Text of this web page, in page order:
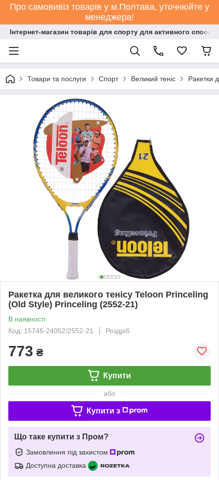
Про самовивіз товарів у м.Полтава, уточнюйте у
менеджера!
Інтернет-магазин товарів для спорту для активного
Товари та послуги Спорт Великий теніс Ракетки
Ракетка для великого тенісу Teloon Princeling
(Old Style) Princeling (2552-21)
В наявності
Код: 15745-24052/2552-21
Роздріб
773 ₴
Купити
або
Купити з
Що таке купити з Пром?
Замовлення під захистом
Доступна доставка